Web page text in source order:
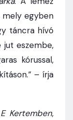
mely egyben
táncra hívó
jut eszembe,
kórussal,
– írja
E Kertemben,